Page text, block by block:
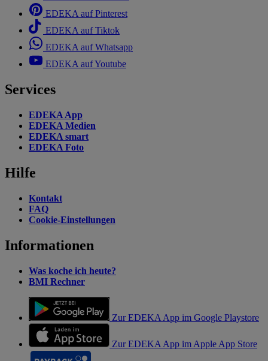
EDEKA auf Pinterest
EDEKA auf Tiktok
EDEKA auf Whatsapp
EDEKA auf Youtube
Services
EDEKA App
EDEKA Medien
EDEKA smart
EDEKA Foto
Hilfe
Kontakt
FAQ
Cookie-Einstellungen
Informationen
Was koche ich heute?
BMI Rechner
Zur EDEKA App im Google Playstore
Zur EDEKA App im Apple App Store